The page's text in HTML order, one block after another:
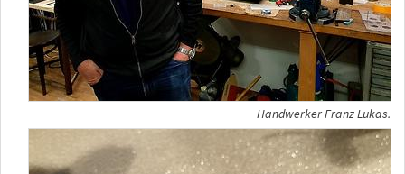
Handwerker Franz Lukas.